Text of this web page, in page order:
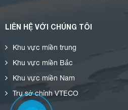
LIÊN HỆ VỚI CHÚNG TÔI
Khu vực miền trung
Khu vực miền Bắc
Khu vực miền Nam
Trụ sở chính VTECO